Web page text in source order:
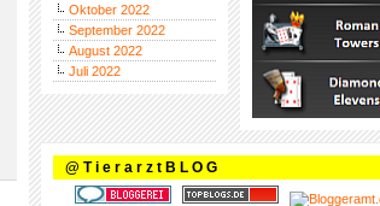
Oktober 2022
September 2022
August 2022
Juli 2022
@ T i e r a r z t B L O G